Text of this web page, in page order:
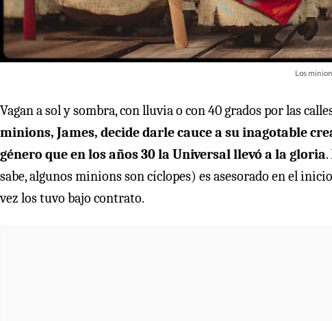
Los
Vagan a sol y sombra, con lluvia o con 40 grados por las
minions, James, decide darle cauce a su inagotable
género que en los años 30 la Universal llevó a la gloria
sabe, algunos minions son cíclopes) es asesorado en el
vez los tuvo bajo contrato.